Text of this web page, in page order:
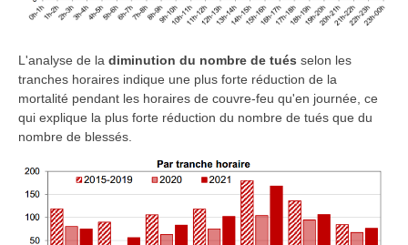
L'analyse de la diminution du nombre de tués selon les
tranches horaires indique une plus forte réduction de la
mortalité pendant les horaires de couvre-feu qu'en journée, ce
qui explique la plus forte réduction du nombre de tués que du
nombre de blessés.